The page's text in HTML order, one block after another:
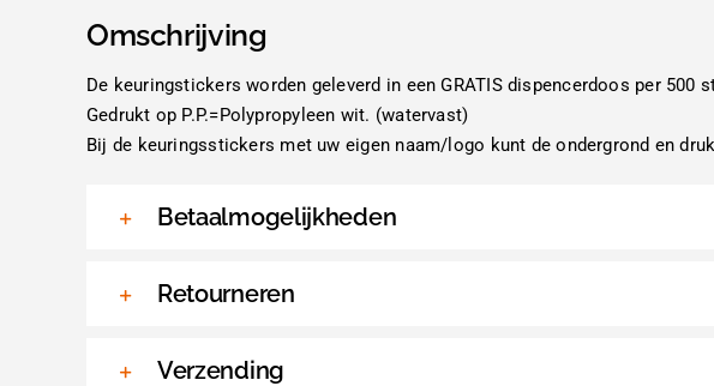
Omschrijving
De keuringstickers worden geleverd in een GRATIS dispencerdoos per 500
Gedrukt op P.P.=Polypropyleen wit. (watervast)
Bij de keuringsstickers met uw eigen naam/logo kunt de ondergrond en
Betaalmogelijkheden
Retourneren
Verzending